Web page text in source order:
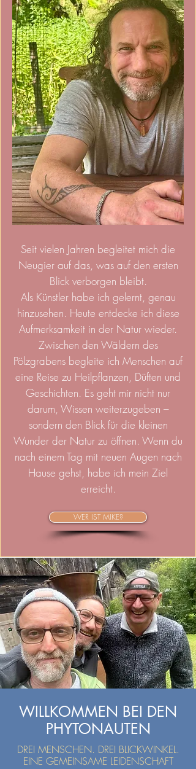
Seit vielen Jahren begleitet mich die
Neugier auf das, was auf den ersten
Blick verborgen bleibt.
Als Künstler habe ich gelernt, genau
hinzusehen. Heute entdecke ich diese
Aufmerksamkeit in der Natur wieder.
Zwischen den Wäldern des
Pölzgrabens begleite ich Menschen auf
eine Reise zu Heilpflanzen, Düften und
Geschichten. Es geht mir nicht nur
darum, Wissen weiterzugeben –
sondern den Blick für die kleinen
Wunder der Natur zu öffnen. Wenn du
nach einem Tag mit neuen Augen nach
Hause gehst, habe ich mein Ziel
erreicht.
WER IST MIKE?
WILLKOMMEN BEI DEN
PHYTONAUTEN
DREI MENSCHEN. DREI BLICKWINKEL.
EINE GEMEINSAME LEIDENSCHAFT